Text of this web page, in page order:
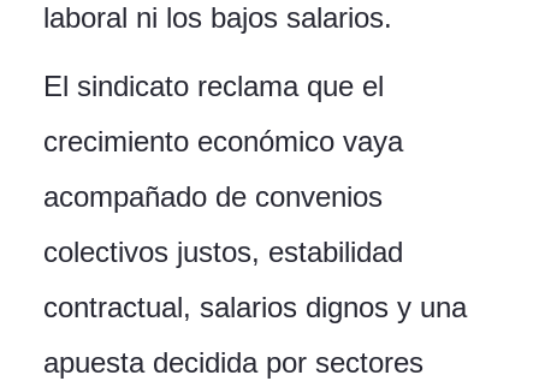
laboral ni los bajos salarios.
El sindicato reclama que el
crecimiento económico vaya
acompañado de convenios
colectivos justos, estabilidad
contractual, salarios dignos y una
apuesta decidida por sectores